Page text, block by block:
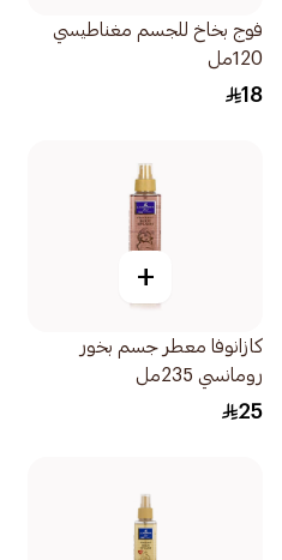
فوج بخاخ للجسم مغناطيسي
120مل
18
+
كازانوفا معطر جسم بخور
رومانسي 235مل
25